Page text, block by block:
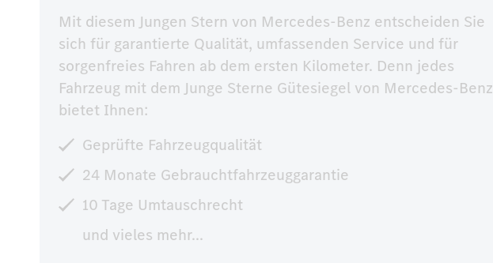
Mit diesem Jungen Stern von Mercedes-Benz entscheiden Sie
sich für garantierte Qualität, umfassenden Service und für
sorgenfreies Fahren ab dem ersten Kilometer. Denn jedes
Fahrzeug mit dem Junge Sterne Gütesiegel von Mercedes-Benz
bietet Ihnen:
Geprüfte Fahrzeugqualität
24 Monate Gebrauchtfahrzeuggarantie
10 Tage Umtauschrecht
und vieles mehr...